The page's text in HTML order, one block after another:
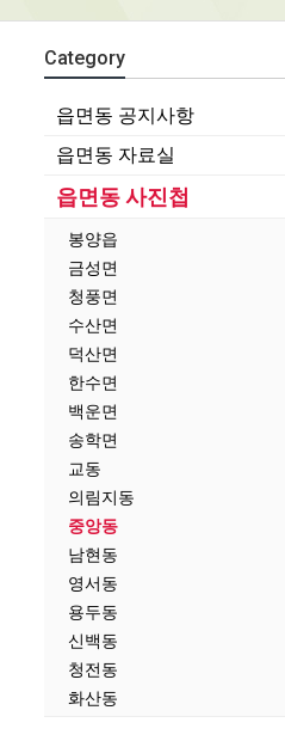
Category
읍면동 공지사항
읍면동 자료실
읍면동 사진첩
봉양읍
금성면
청풍면
수산면
덕산면
한수면
백운면
송학면
교동
의림지동
중앙동
남현동
영서동
용두동
신백동
청전동
화산동